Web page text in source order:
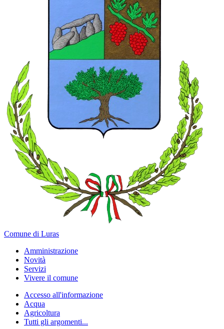
Comune di Luras
Amministrazione
Novità
Servizi
Vivere il comune
Accesso all'informazione
Acqua
Agricoltura
Tutti gli argomenti...